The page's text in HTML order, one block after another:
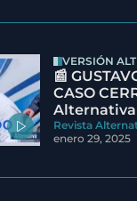
VERSIÓN
📰
CASO
Alternativa
Revista
enero 29, 2025